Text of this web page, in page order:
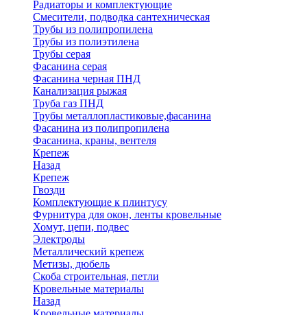
Радиаторы и комплектующие
Смесители, подводка сантехническая
Трубы из полипропилена
Трубы из полиэтилена
Трубы серая
Фасанина серая
Фасанина черная ПНД
Канализация рыжая
Труба газ ПНД
Трубы металлопластиковые,фасанина
Фасанина из полипропилена
Фасанина, краны, вентеля
Крепеж
Назад
Крепеж
Гвозди
Комплектующие к плинтусу
Фурнитура для окон, ленты кровельные
Хомут, цепи, подвес
Электроды
Металлический крепеж
Метизы, дюбель
Скоба строительная, петли
Кровельные материалы
Назад